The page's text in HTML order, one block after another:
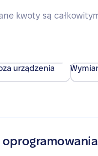
kwoty są
urządzenia